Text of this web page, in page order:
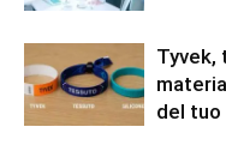
Tyvek,
del tuo